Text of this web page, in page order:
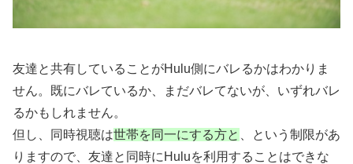
友達と共有していることがHulu側にバレるかはわかりま
せん。既にバレているか、まだバレてないが、いずれバレ
るかもしれません。
但し、同時視聴は世帯を同一にする方と
、という制限があ
りますので、友達と同時にHuluを利用することはできな